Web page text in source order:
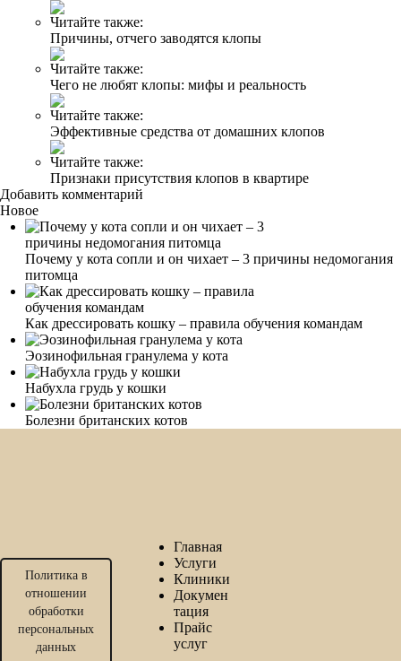
Читайте также:
Причины, отчего заводятся клопы
Читайте также:
Чего не любят клопы: мифы и реальность
Читайте также:
Эффективные средства от домашних клопов
Читайте также:
Признаки присутствия клопов в квартире
Добавить комментарий
Новое
Почему у кота сопли и он чихает – 3 причины недомогания
питомца
Как дрессировать кошку – правила обучения командам
Эозинофильная гранулема у кота
Набухла грудь у кошки
Болезни британских котов
Политика в
отношении
обработки
персональных
данных
Главная
Услуги
Клиники
Докумен
тация
Прайс
услуг